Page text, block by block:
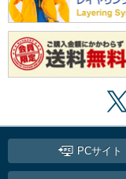
PCサイト